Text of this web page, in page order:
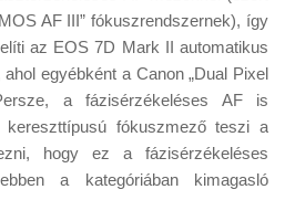
AF III” fókuszrendszernek), így
az EOS 7D Mark II automatikus
egyébként a Canon „Dual Pixel
a fázisérzékeléses AF is
fókuszmező teszi a
hogy ez a fázisérzékeléses
a kategóriában kimagasló